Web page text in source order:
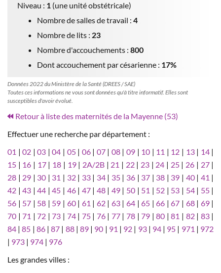
Niveau : 1 (une unité obstétricale)
Nombre de salles de travail : 4
Nombre de lits : 23
Nombre d'accouchements : 800
Dont accouchement par césarienne : 17%
Données 2022 du Ministère de la Santé (DREES / SAE)
Toutes ces informations ne vous sont données qu'à titre informatif. Elles sont
susceptibles d'avoir évolué.
Retour à liste des maternités de la Mayenne (53)
Effectuer une recherche par département :
01 |02 |03 |04 | 05| 06| 07| 08| 09 | 10 | 11 | 12 | 13| 14|
15 | 16 | 17| 18 | 19| 2A/2B| 21 | 22| 23 | 24 | 25| 26 | 27|
28 | 29 | 30 | 31 | 32| 33| 34| 35| 36 | 37 | 38 | 39 | 40| 41 |
42 |43 |44 |45 | 46| 47| 48| 49| 50 | 51 | 52 | 53 | 54| 55|
56 | 57 | 58 | 59 | 60| 61 | 62| 63| 64 |65 |66 |67 | 68| 69|
70 |71 |72 |73 | 74| 75| 76| 77| 78 |79 |80 |81 | 82| 83|
84 |85 | 86|87 | 88| 89| 90 | 91 | 92 | 93| 94| 95 | 971 | 972
| 973 | 974 | 976
Les grandes villes :